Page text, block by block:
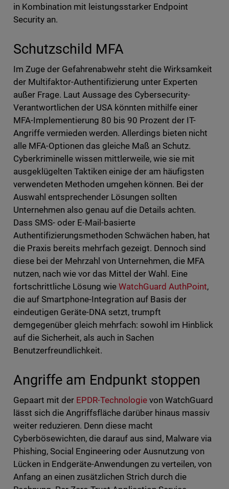
in Kombination mit leistungsstarker Endpoint
Security an.
Schutzschild MFA
Im Zuge der Gefahrenabwehr steht die Wirksamkeit
der Multifaktor-Authentifizierung unter Experten
außer Frage. Laut Aussage des Cybersecurity-
Verantwortlichen der USA könnten mithilfe einer
MFA-Implementierung 80 bis 90 Prozent der IT-
Angriffe vermieden werden. Allerdings bieten nicht
alle MFA-Optionen das gleiche Maß an Schutz.
Cyberkriminelle wissen mittlerweile, wie sie mit
ausgeklügelten Taktiken einige der am häufigsten
verwendeten Methoden umgehen können. Bei der
Auswahl entsprechender Lösungen sollten
Unternehmen also genau auf die Details achten.
Dass SMS- oder E-Mail-basierte
Authentifizierungsmethoden Schwächen haben, hat
die Praxis bereits mehrfach gezeigt. Dennoch sind
diese bei der Mehrzahl von Unternehmen, die MFA
nutzen, nach wie vor das Mittel der Wahl. Eine
fortschrittliche Lösung wie WatchGuard AuthPoint,
die auf Smartphone-Integration auf Basis der
eindeutigen Geräte-DNA setzt, trumpft
demgegenüber gleich mehrfach: sowohl im Hinblick
auf die Sicherheit, als auch in Sachen
Benutzerfreundlichkeit.
Angriffe am Endpunkt stoppen
Gepaart mit der EPDR-Technologie von WatchGuard
lässt sich die Angriffsfläche darüber hinaus massiv
weiter reduzieren. Denn diese macht
Cyberbösewichten, die darauf aus sind, Malware via
Phishing, Social Engineering oder Ausnutzung von
Lücken in Endgeräte-Anwendungen zu verteilen, von
Anfang an einen zusätzlichen Strich durch die